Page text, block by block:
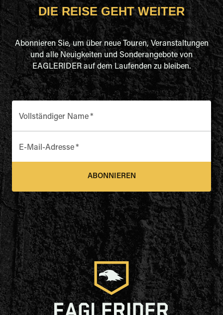
DIE REISE GEHT WEITER
Abonnieren Sie, um über neue Touren, Veranstaltungen
und alle Neuigkeiten und Sonderangebote von
EAGLERIDER auf dem Laufenden zu bleiben.
Vollständiger Name*
E-Mail-Adresse*
ABONNIEREN